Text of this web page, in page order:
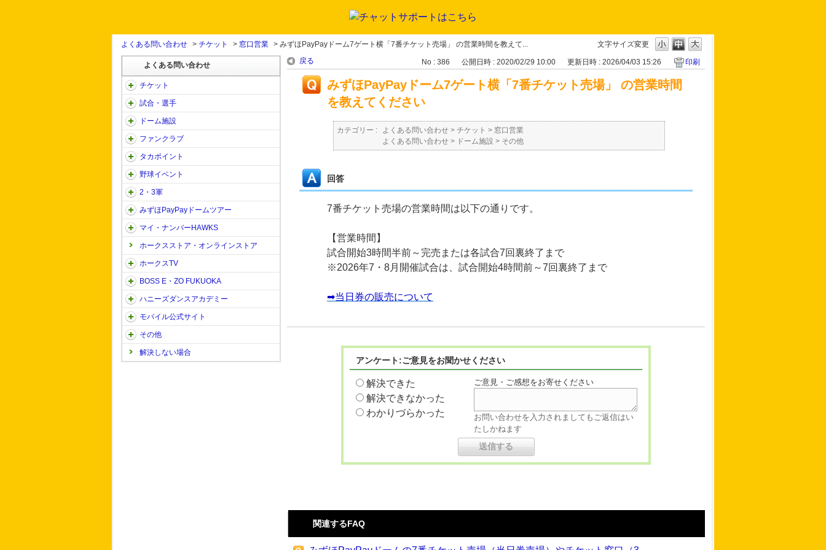
文字サイズ変更
よくある問い合わせ > チケット > 窓口営業 > みずほPayPayドーム7ゲート横「7番チケット売場」 の営業時間を教えて...
よくある問い合わせ
チケット
試合・選手
ドーム施設
ファンクラブ
タカポイント
野球イベント
2・3軍
みずほPayPayドームツアー
マイ・ナンバーHAWKS
ホークスストア・オンラインストア
ホークスTV
BOSS E・ZO FUKUOKA
ハニーズダンスアカデミー
モバイル公式サイト
その他
解決しない場合
戻る No : 386 公開日時 : 2020/02/29 10:00 更新日時 : 2026/04/03 15:26 印刷
みずほPayPayドーム7ゲート横「7番チケット売場」 の営業時間
を教えてください
カテゴリー : よくある問い合わせ > チケット > 窓口営業
よくある問い合わせ > ドーム施設 > その他
回答
7番チケット売場の営業時間は以下の通りです。
【営業時間】
試合開始3時間半前～完売または各試合7回裏終了まで
※2026年7・8月開催試合は、試合開始4時間前～7回裏終了まで
➡当日券の販売について
アンケート:ご意見をお聞かせください
解決できた
解決できなかった
わかりづらかった
ご意見・ご感想をお寄せください
お問い合わせを入力されましてもご返信はい
たしかねます
関連するFAQ